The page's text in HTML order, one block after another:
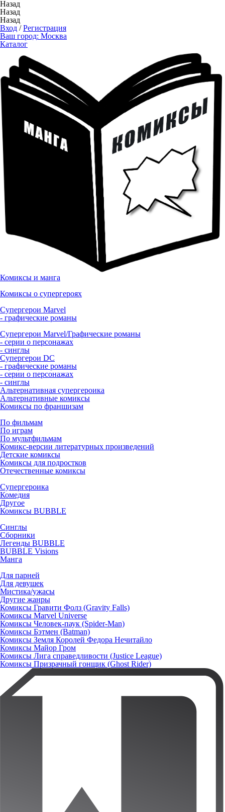
Назад
Назад
Назад
Вход /Регистрация
Ваш город: Москва
Каталог
Комиксы и манга
Комиксы о супергероях
Супергерои Marvel
- графические романы
Супергерои Marvel/Графические романы
- серии о персонажах
- синглы
Супергерои DC
- графические романы
- серии о персонажах
- синглы
Альтернативная супергероика
Альтернативные комиксы
Комиксы по франшизам
По фильмам
По играм
По мультфильмам
Комикс-версии литературных произведений
Детские комиксы
Комиксы для подростков
Отечественные комиксы
Супергероика
Комедия
Другое
Комиксы BUBBLE
Синглы
Сборники
Легенды BUBBLE
BUBBLE Visions
Манга
Для парней
Для девушек
Мистика/ужасы
Другие жанры
Комиксы Гравити Фолз (Gravity Falls)
Комиксы Marvel Universe
Комиксы Человек-паук (Spider-Man)
Комиксы Бэтмен (Batman)
Комиксы Земля Королей Федора Нечитайло
Комиксы Майор Гром
Комиксы Лига справедливости (Justice League)
Комиксы Призрачный гонщик (Ghost Rider)